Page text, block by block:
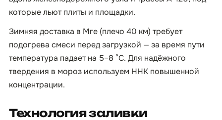
которые льют плиты и площадки.
Зимняя доставка в Мге (плечо 40 км) требует
подогрева смеси перед загрузкой — за время пути
температура падает на 5–8 °C. Для надёжного
твердения в мороз используем ННК повышенной
концентрации.
Технология заливки